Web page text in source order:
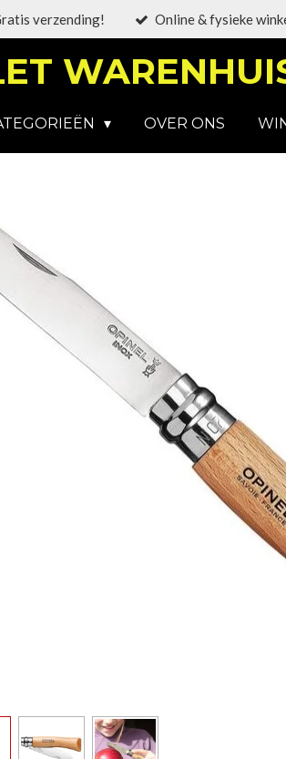
verzending! Online & fysieke
OVER ONS